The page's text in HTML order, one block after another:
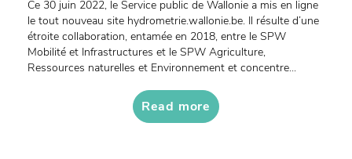
Ce 30 juin 2022, le Service public de Wallonie a mis en ligne
le tout nouveau site hydrometrie.wallonie.be. Il résulte d’une
étroite collaboration, entamée en 2018, entre le SPW
Mobilité et Infrastructures et le SPW Agriculture,
Ressources naturelles et Environnement et concentre...
Read more